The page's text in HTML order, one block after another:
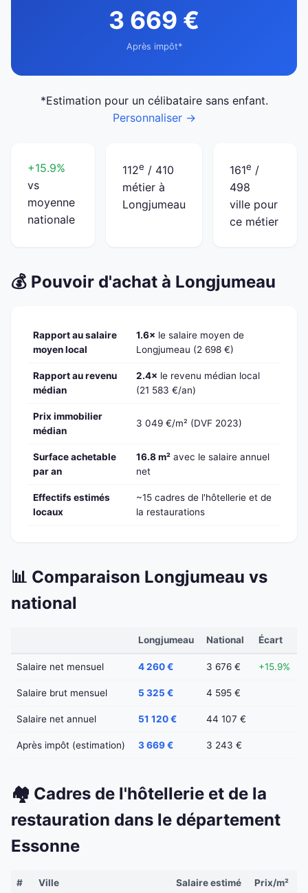
3 669 €
Après impôt*
*Estimation pour un célibataire sans enfant.
Personnaliser →
+15.9%
vs
moyenne
nationale
112e / 410
métier à
Longjumeau
161e /
498
ville pour
ce métier
💰 Pouvoir d'achat à Longjumeau
Rapport au salaire
moyen local
1.6× le salaire moyen de
Longjumeau (2 698 €)
Rapport au revenu
médian
2.4× le revenu médian local
(21 583 €/an)
Prix immobilier
médian
3 049 €/m² (DVF 2023)
Surface achetable
par an
16.8 m² avec le salaire annuel
net
Effectifs estimés
locaux
~15 cadres de l'hôtellerie et de
la restaurations
📊 Comparaison Longjumeau vs
national
Longjumeau National Écart
Salaire net mensuel 4 260 € 3 676 € +15.9%
Salaire brut mensuel 5 325 € 4 595 €
Salaire net annuel 51 120 € 44 107 €
Après impôt (estimation) 3 669 € 3 243 €
🏘️ Cadres de l'hôtellerie et de la
restauration dans le département
Essonne
# Ville Salaire estimé Prix/m²